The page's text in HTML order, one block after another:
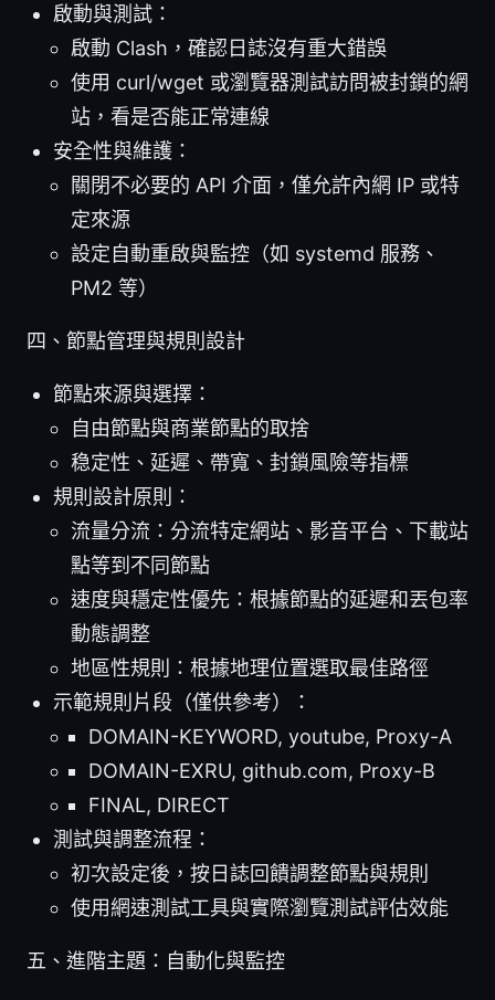
啟動與測試：
啟動 Clash，確認日誌沒有重大錯誤
使用 curl/wget 或瀏覽器測試訪問被封鎖的網
站，看是否能正常連線
安全性與維護：
關閉不必要的 API 介面，僅允許內網 IP 或特
定來源
設定自動重啟與監控（如 systemd 服務、
PM2 等）
四、節點管理與規則設計
節點來源與選擇：
自由節點與商業節點的取捨
稳定性、延遲、帶寬、封鎖風險等指標
規則設計原則：
流量分流：分流特定網站、影音平台、下載站
點等到不同節點
速度與穩定性優先：根據節點的延遲和丟包率
動態調整
地區性規則：根據地理位置選取最佳路徑
示範規則片段（僅供參考）：
DOMAIN-KEYWORD, youtube, Proxy-A
DOMAIN-EXRU, github.com, Proxy-B
FINAL, DIRECT
測試與調整流程：
初次設定後，按日誌回饋調整節點與規則
使用網速測試工具與實際瀏覽測試評估效能
五、進階主題：自動化與監控